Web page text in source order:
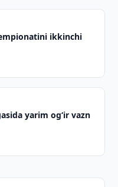
ikkinchi
yarim og‘ir vazn